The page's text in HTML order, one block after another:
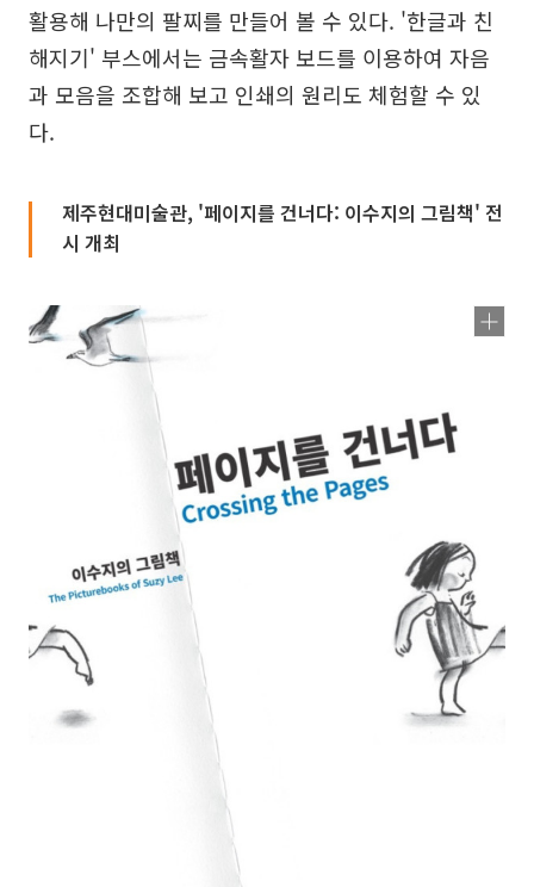
활용해 나만의 팔찌를 만들어 볼 수 있다. '한글과 친
해지기' 부스에서는 금속활자 보드를 이용하여 자음
과 모음을 조합해 보고 인쇄의 원리도 체험할 수 있
다.
제주현대미술관, '페이지를 건너다: 이수지의 그림책' 전
시 개최